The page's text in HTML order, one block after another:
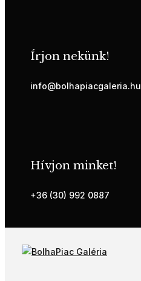
Írjon nekünk!
info@bolhapiacgaleria.hu
Hívjon minket!
+36 (30) 992 0887